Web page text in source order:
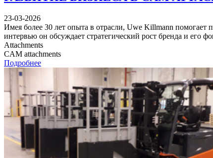
23-03-2026
Имея более 30 лет опыта в отрасли, Uwe Killmann помогает
интервью он обсуждает стратегический рост бренда и его
Attachments
CAM attachments
Подробнее